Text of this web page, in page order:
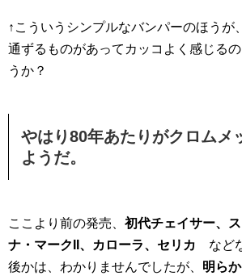
↑こういうシンプルなバンパーのほうが
通ずるものがあってカッコよく感じる
うか？
やはり80年あたりがクロムメ
ようだ。
ここより前の発売、 初代チェイサー、
ナ・マークII、カローラ、セリカ など
後かは、わかりませんでしたが、 明ら